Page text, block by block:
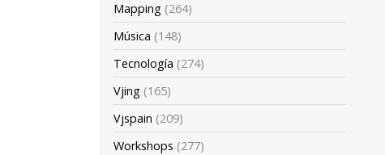
Mapping (264)
Música (148)
Tecnología (274)
Vjing (165)
Vjspain (209)
Workshops (277)